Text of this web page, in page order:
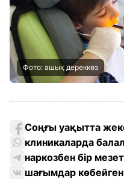
Фото: ашық дереккөз
Соңғы уақытта
клиникаларда
наркозбен бір
шағымдар